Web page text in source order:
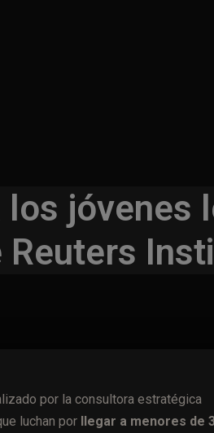
jóvenes
Reuters
por la consultora estratégica
luchan por
llegar a menores de